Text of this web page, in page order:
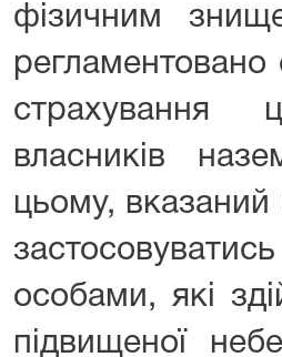
фізичним
страхування
власників
цьому,
особами, які
підвищеної